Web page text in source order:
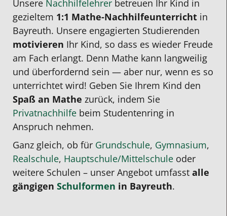
Unsere Nachhilfelehrer betreuen Ihr Kind in
gezieltem 1:1 Mathe-Nachhilfeunterricht in
Bayreuth. Unsere engagierten Studierenden
motivieren Ihr Kind, so dass es wieder Freude
am Fach erlangt. Denn Mathe kann langweilig
und überfordernd sein — aber nur, wenn es so
unterrichtet wird! Geben Sie Ihrem Kind den
Spaß an Mathe zurück, indem Sie
Privatnachhilfe beim Studentenring in
Anspruch nehmen.
Ganz gleich, ob für Grundschule, Gymnasium,
Realschule, Hauptschule/Mittelschule oder
weitere Schulen – unser Angebot umfasst alle
gängigen Schulformen in Bayreuth.